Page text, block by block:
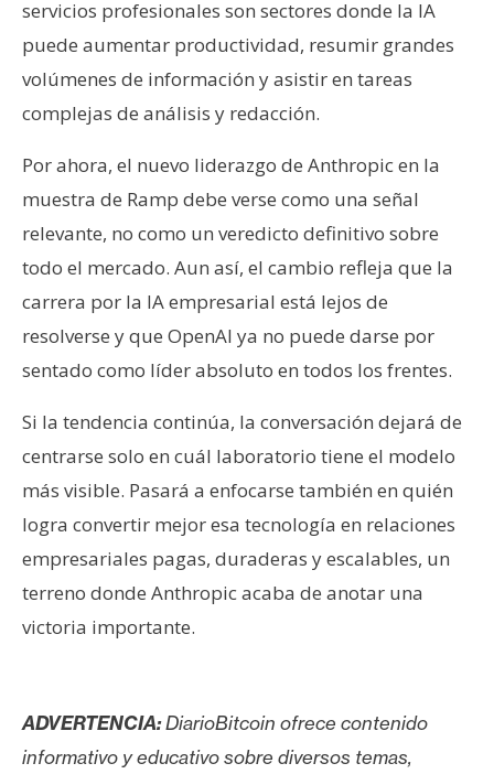
servicios profesionales son sectores donde la IA
puede aumentar productividad, resumir grandes
volúmenes de información y asistir en tareas
complejas de análisis y redacción.
Por ahora, el nuevo liderazgo de Anthropic en la
muestra de Ramp debe verse como una señal
relevante, no como un veredicto definitivo sobre
todo el mercado. Aun así, el cambio refleja que la
carrera por la IA empresarial está lejos de
resolverse y que OpenAI ya no puede darse por
sentado como líder absoluto en todos los frentes.
Si la tendencia continúa, la conversación dejará de
centrarse solo en cuál laboratorio tiene el modelo
más visible. Pasará a enfocarse también en quién
logra convertir mejor esa tecnología en relaciones
empresariales pagas, duraderas y escalables, un
terreno donde Anthropic acaba de anotar una
victoria importante.
ADVERTENCIA:DiarioBitcoin ofrece contenido
informativo y educativo sobre diversos temas,